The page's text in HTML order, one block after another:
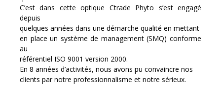
C’est dans cette optique Ctrade Phyto s’est engagé
depuis
quelques années dans une démarche qualité en mettant
en place un système de management (SMQ) conforme
au
référentiel ISO 9001 version 2000.
En 8 années d’activités, nous avons pu convaincre nos
clients par notre professionnalisme et notre sérieux.